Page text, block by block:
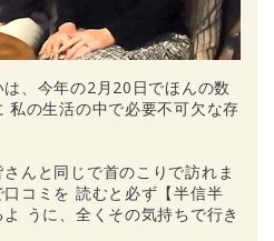
、今年の2月20日でほんの数
私の生活の中で必要不可欠な存
んと同じで首のこりで訪れま
コミを 読むと必ず【半信半
うに、全くその気持ちで行き